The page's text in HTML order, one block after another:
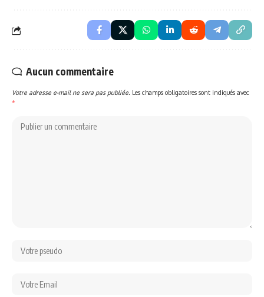
Aucun commentaire
Votre adresse e-mail ne sera pas publiée. Les champs obligatoires sont indiqués avec
*